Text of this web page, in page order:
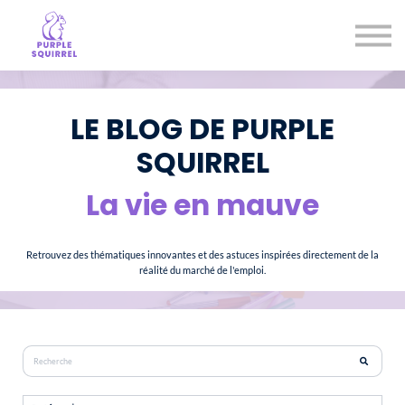
Je prends rendez-vous
Se connecter
LE BLOG DE PURPLE
SQUIRREL
La vie en mauve
Retrouvez des thématiques innovantes et des astuces inspirées directement de la
réalité du marché de l'emploi.